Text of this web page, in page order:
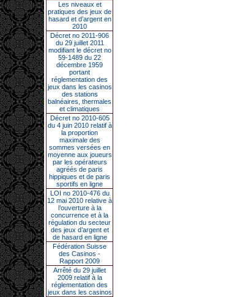
Les niveaux et
pratiques des jeux de
hasard et d’argent en
2010
Décret no 2011-906
du 29 juillet 2011
modifiant le décret no
59-1489 du 22
décembre 1959
portant
réglementation des
jeux dans les casinos
des stations
balnéaires, thermales
et climatiques
Décret no 2010-605
du 4 juin 2010 relatif à
la proportion
maximale des
sommes versées en
moyenne aux joueurs
par les opérateurs
agréés de paris
hippiques et de paris
sportifs en ligne
LOI no 2010-476 du
12 mai 2010 relative à
l’ouverture à la
concurrence et à la
régulation du secteur
des jeux d’argent et
de hasard en ligne
Fédération Suisse
des Casinos -
Rapport 2009
Arrêté du 29 juillet
2009 relatif à la
réglementation des
jeux dans les casinos